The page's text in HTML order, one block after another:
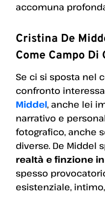
accomuna
Cristina De
Come Campo Di
Se ci si sposta nel
confronto
Middel, anche lei
narrativo e
fotografico, anche
diverse. De Middel
realtà e finzione
spesso
esistenziale,